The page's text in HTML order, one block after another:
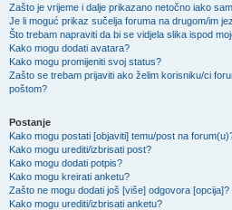
Zašto je vrijeme i dalje prikazano netočno iako
Je li moguć prikaz sučelja foruma na drugom/im
Što trebam napraviti da bi se vidjela slika ispod
Kako mogu dodati avatara?
Kako mogu promijeniti svoj status?
Zašto se trebam prijaviti ako želim korisniku/ci
poštom?
Postanje
Kako mogu postati [objaviti] temu/post na
Kako mogu urediti/izbrisati post?
Kako mogu dodati potpis?
Kako mogu kreirati anketu?
Zašto ne mogu dodati još [više] odgovora [opcija]?
Kako mogu urediti/izbrisati anketu?